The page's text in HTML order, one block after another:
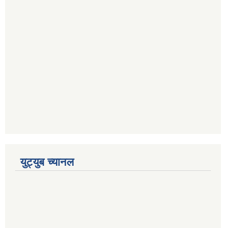
युट्युब च्यानल